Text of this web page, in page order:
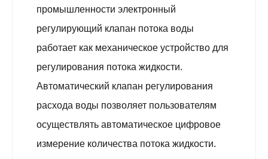
промышленности электронный
регулирующий клапан потока воды
работает как механическое устройство для
регулирования потока жидкости.
Автоматический клапан регулирования
расхода воды позволяет пользователям
осуществлять автоматическое цифровое
измерение количества потока жидкости.